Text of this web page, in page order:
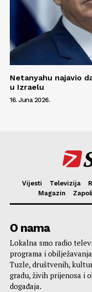
Netanyahu najavio
u Izraelu
16. Juna 2026.
Vijesti Televizija
Magazin
O nama
Lokalna smo radio
programa i
Tuzle, društvenih,
gradu, živih prijenosa i
događaja.